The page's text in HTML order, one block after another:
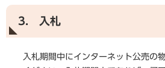
3. 入札
入札期間中にインターネット公売の